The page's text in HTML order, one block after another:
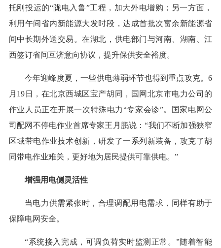
托刚投运的“陇电入鲁”工程，加大外电增购；另一方面，
利用午间省内新能源大发时段，达成首批次富余新能源省
间中长期外送交易。在湖北，供电部门与河南、湖南、江
西签订省间互济意向协议，提升保供安全裕度。
今年迎峰度夏，一些供电薄弱环节也得到重点攻克。6
月19日，在北京西城区宝产胡同，国网北京市电力公司的
作业人员正在开展一次特殊电力“专家会诊”。国家电网公
司配网不停电作业首席专家王月鹏说：“我们不断加强狭窄
区域带电作业技术创新，研发了一系列新装备，攻克了胡
同带电作业难关，更好地为居民提供可靠供电。”
增强用电侧灵活性
当电力供需紧张时，合理调配用电需求，同样有助于
保障电网安全。
“系统接入完成，可调负荷实时监测正常。”随着智能